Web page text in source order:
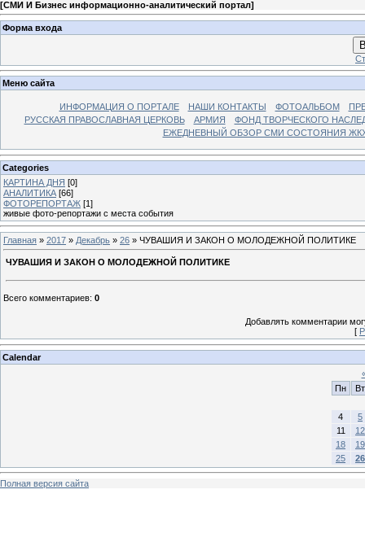
[СМИ И Бизнес информационно-аналитический портал]
Форма входа
Меню сайта
ИНФОРМАЦИЯ О ПОРТАЛЕ НАШИ КОНТАКТЫ ФОТОАЛЬБОМ
РУССКАЯ ПРАВОСЛАВНАЯ ЦЕРКОВЬ
АРМИЯ
ФОНД ТВОРЧЕСКОГО
ЕЖЕДНЕВНЫЙ ОБЗОР СМИ СОСТОЯНИЯ
Categories
КАРТИНА ДНЯ [0]
АНАЛИТИКА [66]
ФОТОРЕПОРТАЖ [1]
живые фото-репортажи с места события
Главная » 2017 » Декабрь » 26 » ЧУВАШИЯ И ЗАКОН О МОЛОДЕЖНОЙ ПОЛИТИКЕ
ЧУВАШИЯ И ЗАКОН О МОЛОДЕЖНОЙ ПОЛИТИКЕ
Всего комментариев: 0
Добавлять комментарии
[
Calendar
Пн
Вт
4
5
11
12
18
19
25
26
Полная версия сайта